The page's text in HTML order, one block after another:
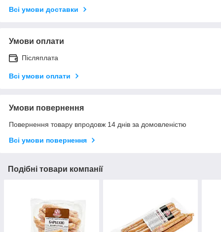
Всі умови доставки
Умови оплати
Післяплата
Всі умови оплати
Умови повернення
Повернення товару впродовж 14 днів за домовленістю
Всі умови повернення
Подібні товари компанії